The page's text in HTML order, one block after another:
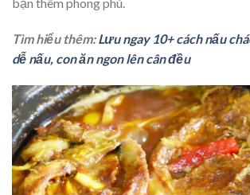
Tìm hiểu thêm:Lưu ngay 10+ cách nấu
dễ nấu, con ăn ngon lên cân đều